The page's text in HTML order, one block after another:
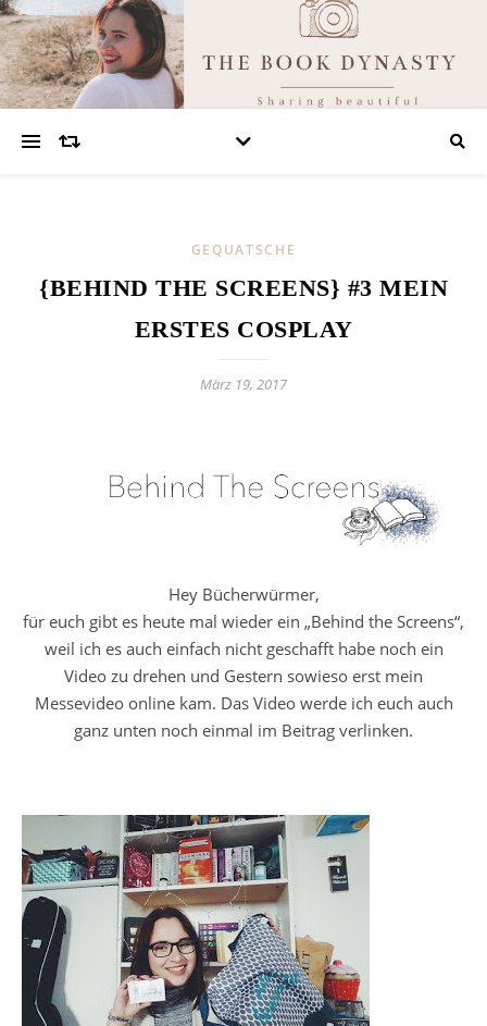
GEQUATSCHE
{BEHIND THE SCREENS} #3 MEIN
ERSTES COSPLAY
März 19, 2017
Hey Bücherwürmer,
für euch gibt es heute mal wieder ein „Behind the Screens“,
weil ich es auch einfach nicht geschafft habe noch ein
Video zu drehen und Gestern sowieso erst mein
Messevideo online kam. Das Video werde ich euch auch
ganz unten noch einmal im Beitrag verlinken.